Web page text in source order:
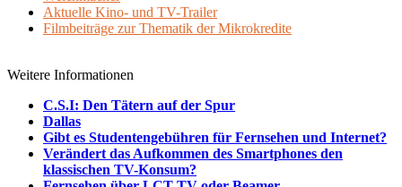
Aktuelle Kino- und TV-Trailer
Filmbeiträge zur Thematik der Mikrokredite
Weitere Informationen
C.S.I: Den Tätern auf der Spur
Dallas
Gibt es Studentengebühren für Fernsehen und Internet?
Verändert das Aufkommen des Smartphones den
klassischen TV-Konsum?